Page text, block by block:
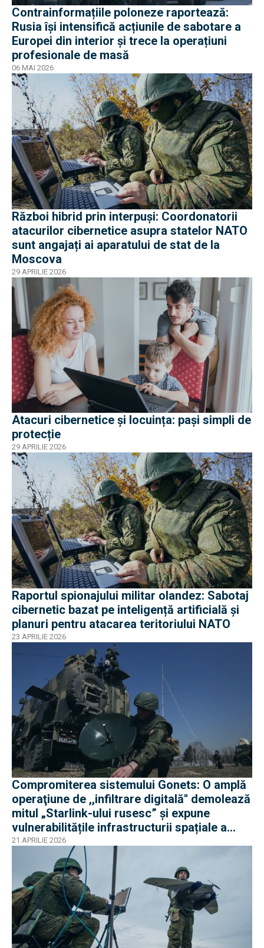
Contrainformațiile poloneze raportează:
Rusia își intensifică acțiunile de sabotare a
Europei din interior și trece la operațiuni
profesionale de masă
06 MAI 2026
Război hibrid prin interpuși: Coordonatorii
atacurilor cibernetice asupra statelor NATO
sunt angajați ai aparatului de stat de la
Moscova
29 APRILIE 2026
Atacuri cibernetice și locuința: pași simpli de
protecție
29 APRILIE 2026
Raportul spionajului militar olandez: Sabotaj
cibernetic bazat pe inteligență artificială și
planuri pentru atacarea teritoriului NATO
23 APRILIE 2026
Compromiterea sistemului Gonets: O amplă
operaţiune de ,,infiltrare digitală'' demolează
mitul „Starlink-ului rusesc” și expune
vulnerabilitățile infrastructurii spațiale a
Rusie
21 APRILIE 2026